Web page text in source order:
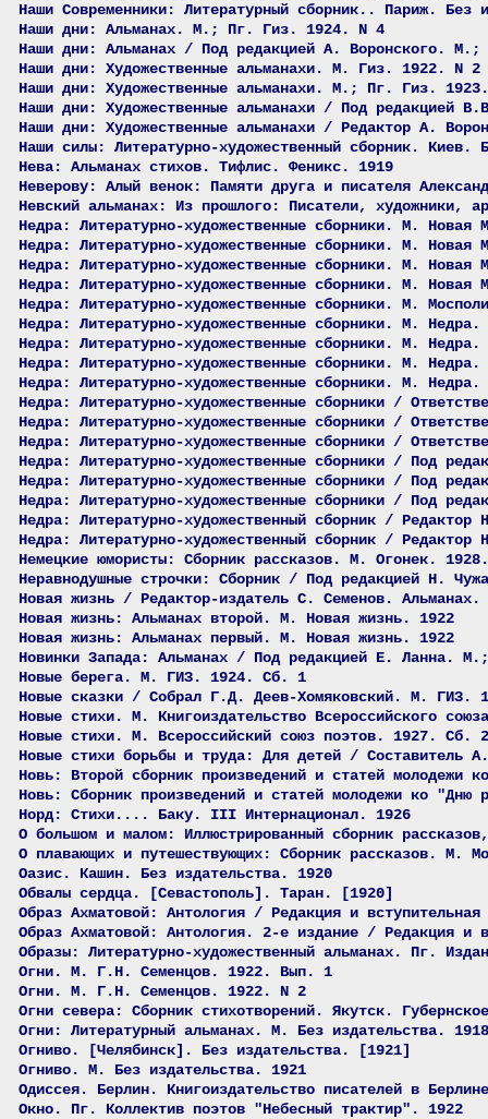
Наши Современники: Литературный сборник.. Париж.
Наши дни: Альманах. М.; Пг. Гиз. 1924. N 4
Наши дни: Альманах / Под редакцией А. Воронского.
Наши дни: Художественные альманахи. М. Гиз. 1922. N 2
Наши дни: Художественные альманахи. М.; Пг. Гиз.
Наши дни: Художественные альманахи / Под редакцией
Наши дни: Художественные альманахи / Редактор А.
Наши силы: Литературно-художественный сборник. Киев.
Нева: Альманах стихов. Тифлис. Феникс. 1919
Неверову: Алый венок: Памяти друга и писателя
Невский альманах: Из прошлого: Писатели, художники,
Недра: Литературно-художественные сборники. М.
Недра: Литературно-художественные сборники. М.
Недра: Литературно-художественные сборники. М.
Недра: Литературно-художественные сборники. М.
Недра: Литературно-художественные сборники. М.
Недра: Литературно-художественные сборники. М.
Недра: Литературно-художественные сборники. М.
Недра: Литературно-художественные сборники. М.
Недра: Литературно-художественные сборники. М.
Недра: Литературно-художественные сборники /
Недра: Литературно-художественные сборники /
Недра: Литературно-художественные сборники /
Недра: Литературно-художественные сборники / Под
Недра: Литературно-художественные сборники / Под
Недра: Литературно-художественные сборники / Под
Недра: Литературно-художественный сборник /
Недра: Литературно-художественный сборник /
Немецкие юмористы: Сборник рассказов. М. Огонек.
Неравнодушные строчки: Сборник / Под редакцией Н.
Новая жизнь / Редактор-издатель С. Семенов.
Новая жизнь: Альманах второй. М. Новая жизнь. 1922
Новая жизнь: Альманах первый. М. Новая жизнь. 1922
Новинки Запада: Альманах / Под редакцией Е. Ланна.
Новые берега. М. ГИЗ. 1924. Сб. 1
Новые сказки / Собрал Г.Д. Деев-Хомяковский. М. ГИЗ.
Новые стихи. М. Книгоиздательство Всероссийского
Новые стихи. М. Всероссийский союз поэтов. 1927. Сб. 2
Новые стихи борьбы и труда: Для детей /
Новь: Второй сборник произведений и статей молодежи
Новь: Сборник произведений и статей молодежи ко
Норд: Стихи.... Баку. III Интернационал. 1926
О большом и малом: Иллюстрированный сборник
О плавающих и путешествующих: Сборник рассказов. М.
Оазис. Кашин. Без издательства. 1920
Обвалы сердца. [Севастополь]. Таран. [1920]
Образ Ахматовой: Антология / Редакция и
Образ Ахматовой: Антология. 2-е издание / Редакция и
Образы: Литературно-художественный альманах. Пг.
Огни. М. Г.Н. Семенцов. 1922. Вып. 1
Огни. М. Г.Н. Семенцов. 1922. N 2
Огни севера: Сборник стихотворений. Якутск.
Огни: Литературный альманах. М. Без издательства. 1918
Огниво. [Челябинск]. Без издательства. [1921]
Огниво. М. Без издательства. 1921
Одиссея. Берлин. Книгоиздательство писателей в
Окно. Пг. Коллектив поэтов "Небесный трактир". 1922